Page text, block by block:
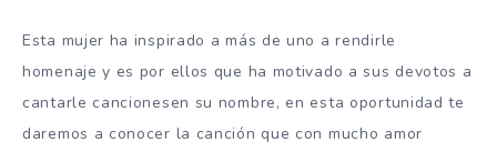
Esta mujer ha inspirado a más de uno a rendirle
homenaje y es por ellos que ha motivado a sus devotos a
cantarle cancionesen su nombre, en esta oportunidad te
daremos a conocer la canción que con mucho amor